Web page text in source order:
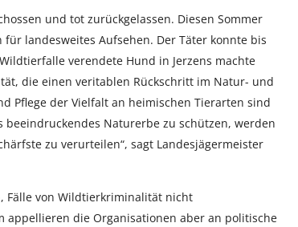
und tot zurückgelassen. Diesen Sommer
landesweites Aufsehen. Der Täter konnte bis
verendete Hund in Jerzens machte
die einen veritablen Rückschritt im Natur- und
Pflege der Vielfalt an heimischen Tierarten sind
Naturerbe zu schützen, werden
zu verurteilen“, sagt Landesjägermeister
Fälle von Wildtierkriminalität nicht
appellieren die Organisationen aber an politische